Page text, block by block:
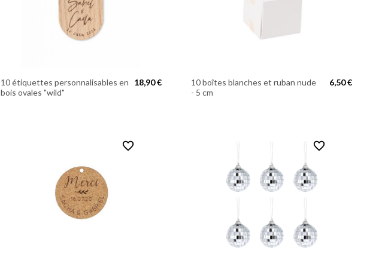
10 étiquettes personnalisables en
bois ovales "wild"
18,90 €
10 boîtes blanches et ruban nude
- 5 cm
6,50 €
favorite_border favorite_border